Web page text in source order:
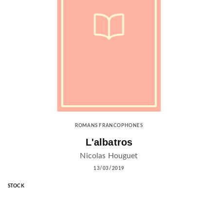
ROMANS FRANCOPHONES
L'albatros
Nicolas Houguet
13/03/2019
STOCK